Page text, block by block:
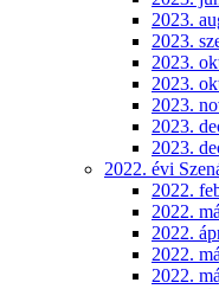
2023.
2023.
2023.
2023.
2023.
2023.
2023.
2022. évi
2022.
2022.
2022.
2022.
2022.